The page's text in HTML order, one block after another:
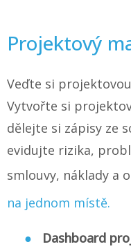
Projektový
Veďte si
Vytvořte si
dělejte si zápisy ze
evidujte rizika,
smlouvy, náklady a
na jednom místě.
Dashboard